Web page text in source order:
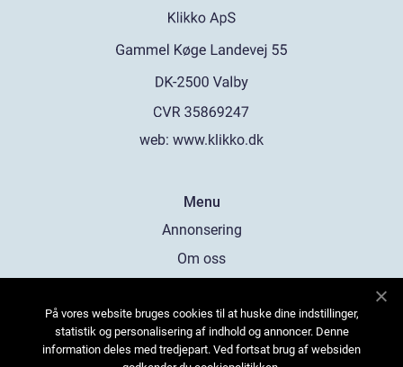
web: www.klikko.dk
Menu
Annonsering
Om oss
Kontakta oss
Sitemap
På vores website bruges cookies til at huske dine indstillinger,
statistik og personalisering af indhold og annoncer. Denne
information deles med tredjepart. Ved fortsat brug af websiden